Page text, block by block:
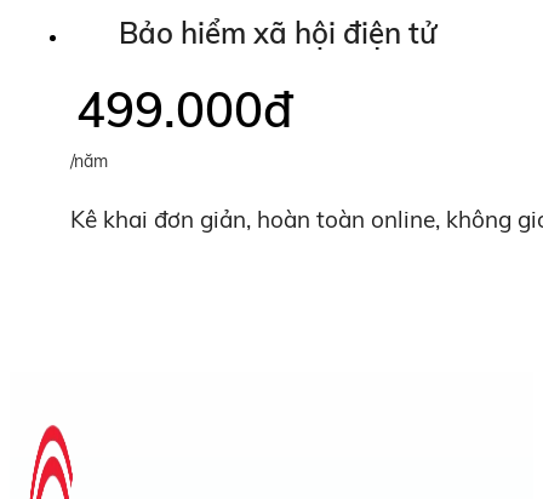
Bảo hiểm xã hội điện tử
499.000đ
/năm
Kê khai đơn giản, hoàn toàn online, không